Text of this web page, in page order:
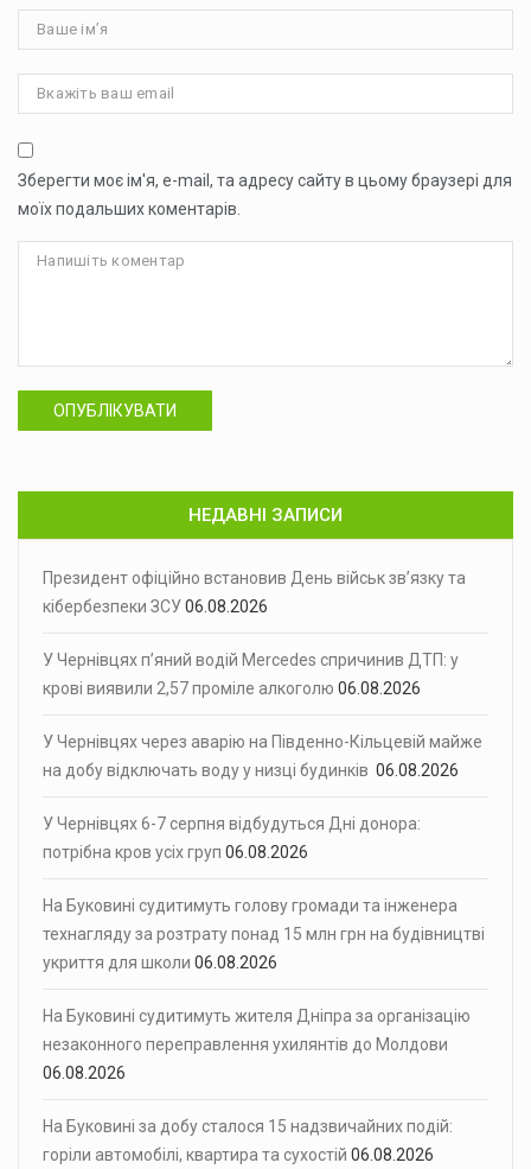
Зберегти моє ім'я, e-mail, та адресу сайту в цьому браузері для
моїх подальших коментарів.
ОПУБЛІКУВАТИ
НЕДАВНІ ЗАПИСИ
Президент офіційно встановив День військ зв’язку та
кібербезпеки ЗСУ06.08.2026
У Чернівцях п’яний водій Mercedes спричинив ДТП: у
крові виявили 2,57 проміле алкоголю 06.08.2026
У Чернівцях через аварію на Південно-Кільцевій майже
на добу відключать воду у низці будинків 06.08.2026
У Чернівцях 6-7 серпня відбудуться Дні донора:
потрібна кров усіх груп 06.08.2026
На Буковині судитимуть голову громади та інженера
технагляду за розтрату понад 15 млн грн на будівництві
укриття для школи 06.08.2026
На Буковині судитимуть жителя Дніпра за організацію
незаконного переправлення ухилянтів до Молдови
06.08.2026
На Буковині за добу сталося 15 надзвичайних подій:
горіли автомобілі, квартира та сухостій 06.08.2026